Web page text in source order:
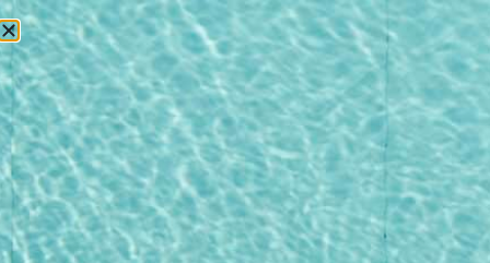
БРОНИРОВАНИЕ